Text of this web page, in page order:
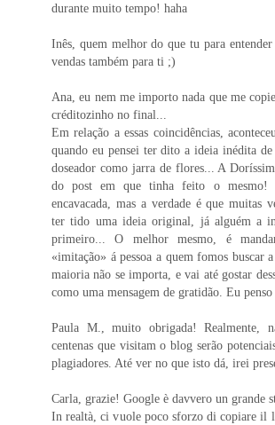
durante muito tempo! haha
Inês, quem melhor do que tu para
vendas também para ti ;)
Ana, eu nem me importo nada que me
créditozinho no final...
Em relação a essas coincidências,
quando eu pensei ter dito a ideia inédita
doseador como jarra de flores... A
do post em que tinha feito o mesmo!
encavacada, mas a verdade é que muitas
ter tido uma ideia original, já alguém a
primeiro... O melhor mesmo, é
«imitação» á pessoa a quem fomos buscar
maioria não se importa, e vai até gostar
como uma mensagem de gratidão. Eu penso
Paula M., muito obrigada! Realmente,
centenas que visitam o blog serão
plagiadores. Até ver no que isto dá, irei
Carla, grazie! Google è davvero un grande
In realtà, ci vuole poco sforzo di copiare il